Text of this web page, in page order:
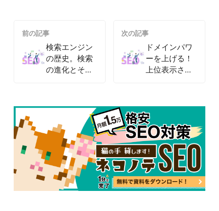
前の記事
検索エンジン
の歴史。検索
の進化とその
次の記事
ドメインパワ
ーを上げる！
上位表示され